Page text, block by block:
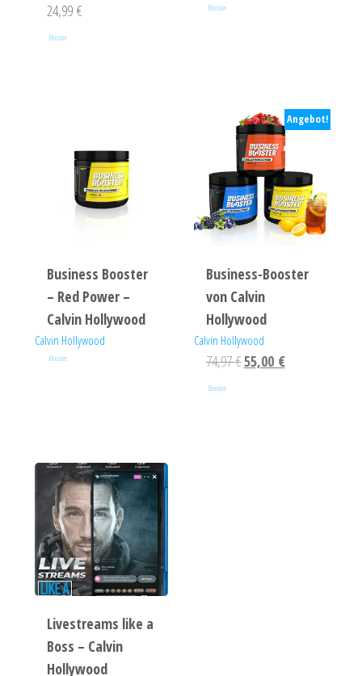
24,99 €
Booster
Booster
Business Booster
– Red Power –
Calvin Hollywood
Calvin Hollywood
Booster
Angebot!
Business-Booster
von Calvin
Hollywood
Calvin Hollywood
74,97€55,00 €
Booster
Livestreams like a
Boss – Calvin
Hollywood